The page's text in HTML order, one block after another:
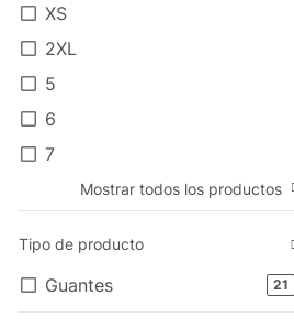
XS
2XL
5
6
7
Mostrar todos los productos
Tipo de producto
Guantes 21